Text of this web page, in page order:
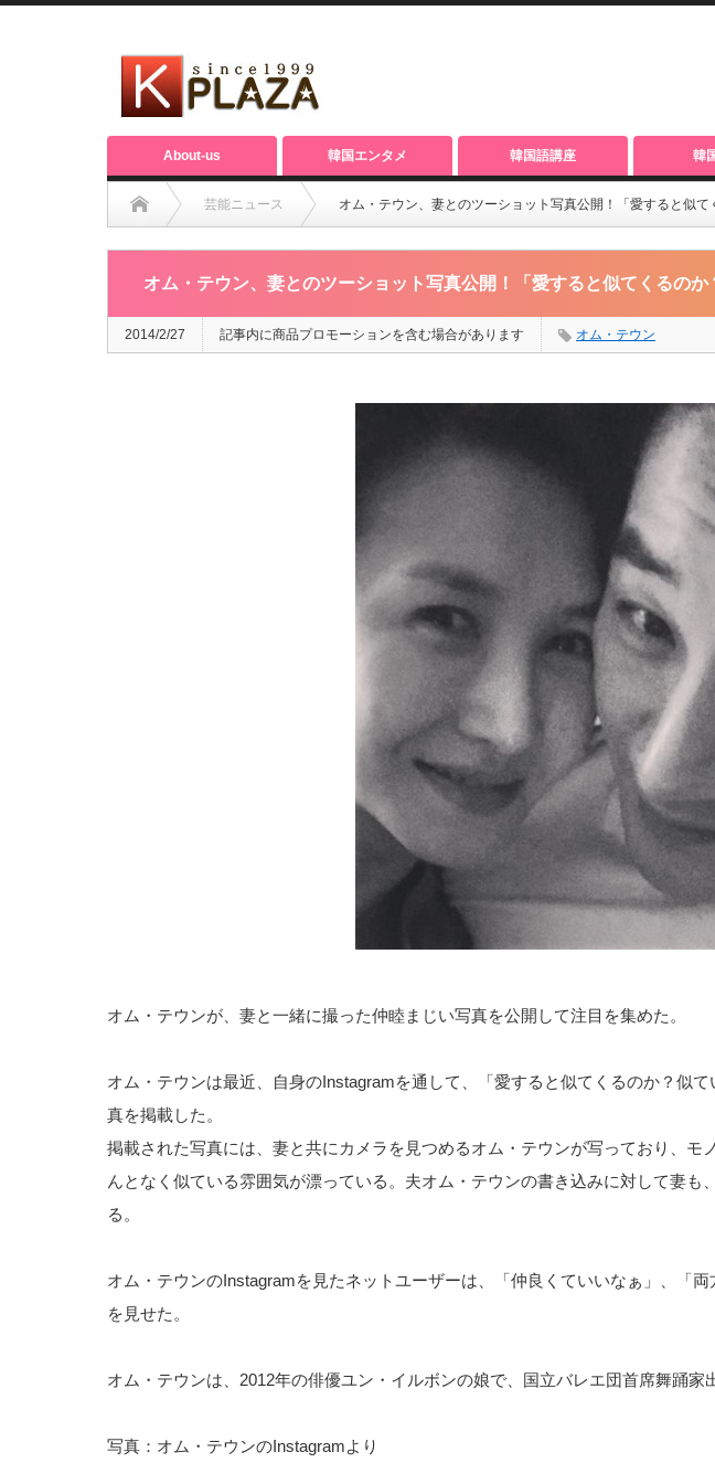
About-us 韓国エンタメ 韓国語講座 韓
芸能ニュース オム・テウン、妻とのツーショット写真公開！「愛すると似
オム・テウン、妻とのツーショット写真公開！「愛すると似てくるのか
2014/2/27 記事内に商品プロモーションを含む場合があります オム・テウン
オム・テウンが、妻と一緒に撮った仲睦まじい写真を公開して注目を集めた。
オム・テウンは最近、自身のInstagramを通して、「愛すると似てくるのか？似
真を掲載した。
掲載された写真には、妻と共にカメラを見つめるオム・テウンが写っており、
んとなく似ている雰囲気が漂っている。夫オム・テウンの書き込みに対して妻
る。
オム・テウンのInstagramを見たネットユーザーは、「仲良くていいなぁ」、「
を見せた。
オム・テウンは、2012年の俳優ユン・イルボンの娘で、国立バレエ団首席舞踊家
写真：オム・テウンのInstagramより